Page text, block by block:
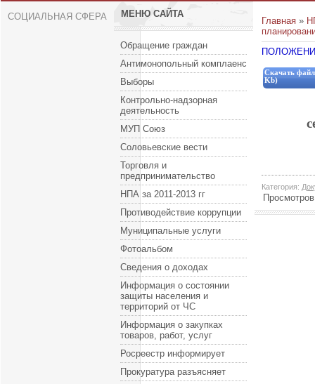
СОЦИАЛЬНАЯ СФЕРА МЕНЮ САЙТА
Обращение граждан
Антимонопольный комплаенс
Выборы
Контрольно-надзорная
деятельность
МУП Союз
Соловьевские вести
Торговля и
предпринимательство
НПА за 2011-2013 гг
Противодействие коррупции
Муниципальные услуги
Фотоальбом
Сведения о доходах
Информация о состоянии
защиты населения и
территорий от ЧС
Информация о закупках
товаров, работ, услуг
Росреестр информирует
Прокуратура разъясняет
Главная »
Скачать
Kb)
Категория:
Просмотров